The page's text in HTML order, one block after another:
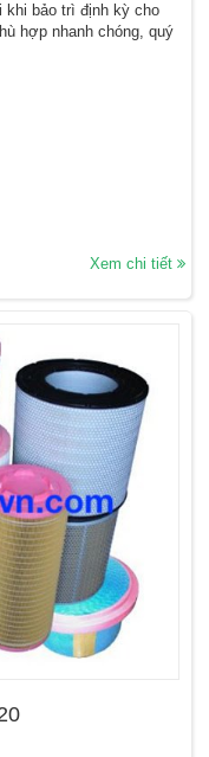
khi bảo trì định kỳ cho
hợp nhanh chóng, quý
Xem chi tiết